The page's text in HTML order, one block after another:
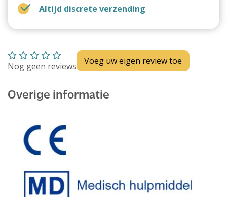
Altijd discrete verzending
Nog geen reviews Voeg uw eigen review toe
Overige informatie